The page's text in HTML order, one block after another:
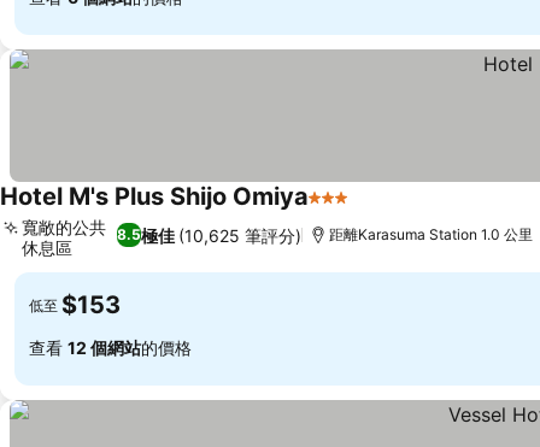
Hotel M's Plus Shijo Omiya3 星級
8.5極佳 (10,625 筆評分)
寬敞的公共
休息區
距離Karasuma Station 1.0 公里
低至 $153
查看 12 個網站的價格